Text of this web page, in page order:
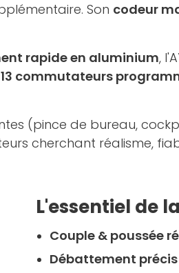
Son codeur
rapide en aluminium,
13 commutateurs
(pince de bureau,
cherchant réalisme,
L'essentiel de
Couple & poussée
Débattement précis